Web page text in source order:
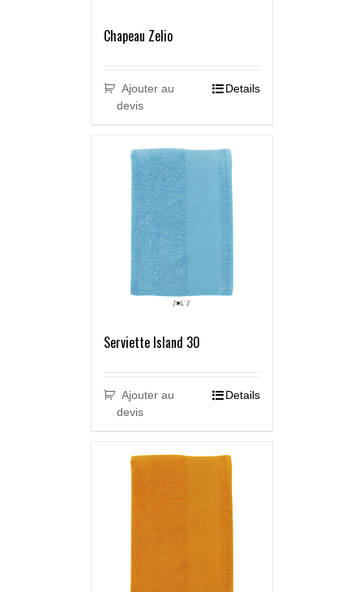
Chapeau Zelio
Ajouter au
devis
Details
Serviette Island 30
Ajouter au
devis
Details